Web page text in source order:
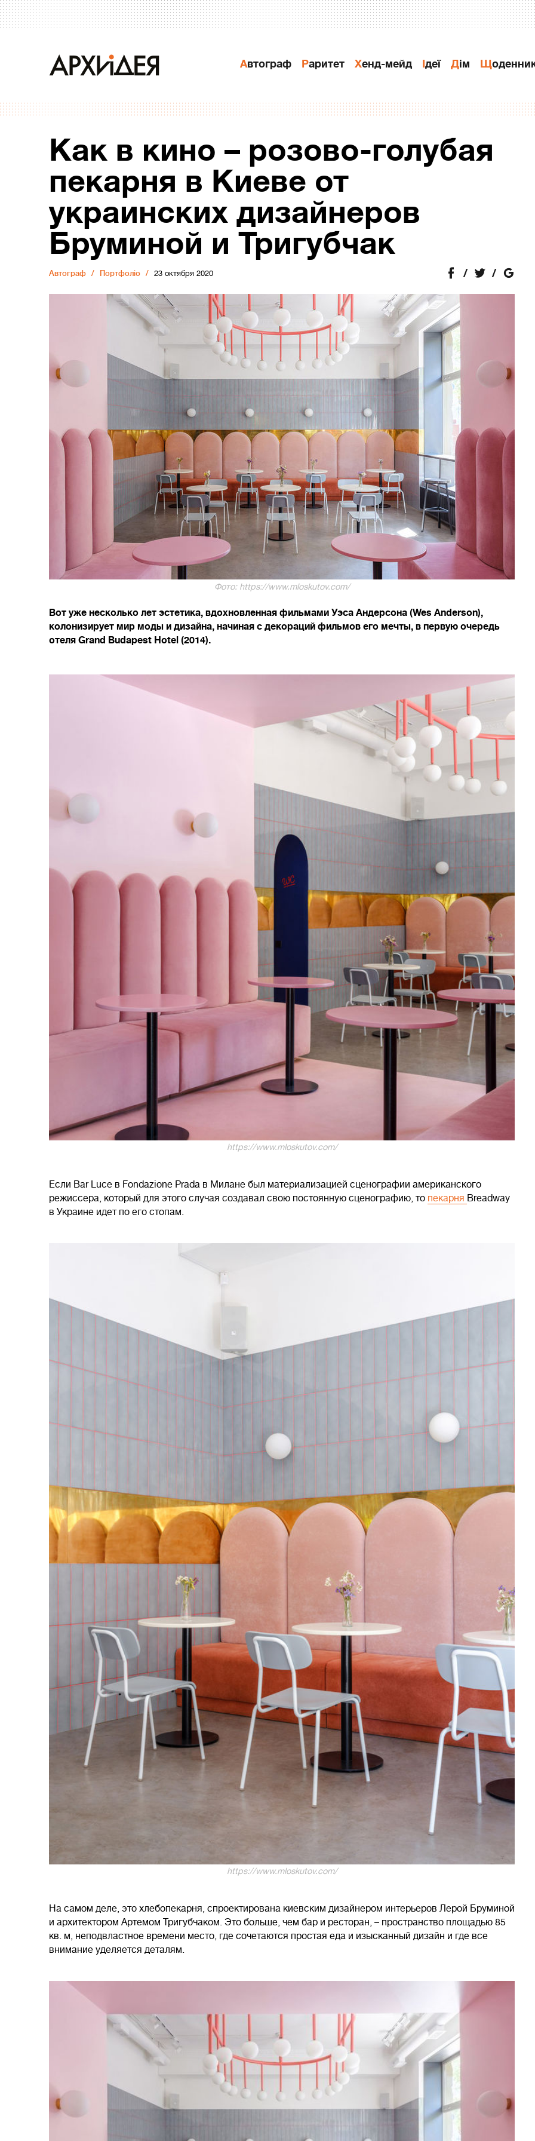
Автограф Раритет Хенд-мейд Ідеї Дiм
Как в кино – розово-голубая
пекарня в Киеве от
украинских дизайнеров
Бруминой и Тригубчак
Автограф Портфоліо 23 октября 2020
Фото: https://www.mloskutov.com/
Вот уже несколько лет эстетика, вдохновленная фильмами Уэса Андерсона (Wes Anderson),
колонизирует мир моды и дизайна, начиная с декораций фильмов его мечты, в первую очередь
отеля Grand Budapest Hotel (2014).
https://www.mloskutov.com/
Если Bar Luce в Fondazione Prada в Милане был материализацией сценографии американского
режиссера, который для этого случая создавал свою постоянную сценографию, то пекарня Breadway
в Украине идет по его стопам.
https://www.mloskutov.com/
На самом деле, это хлебопекарня, спроектирована киевским дизайнером интерьеров Лерой Бруминой
и архитектором Артемом Тригубчаком. Это больше, чем бар и ресторан, – пространство площадью 85
кв. м, неподвластное времени место, где сочетаются простая еда и изысканный дизайн и где все
внимание уделяется деталям.